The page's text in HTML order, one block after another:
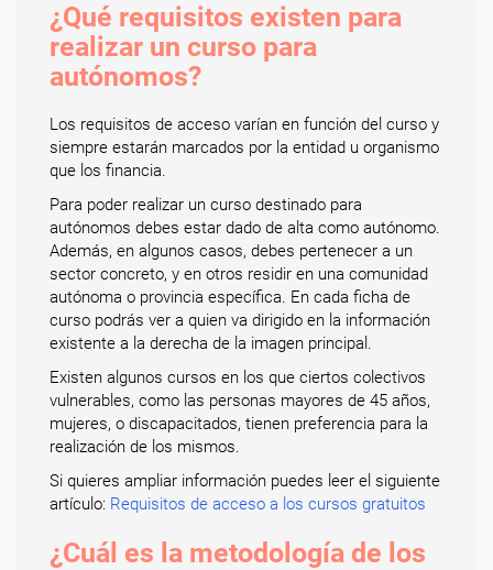
¿Qué requisitos existen para
realizar un curso para
autónomos?
Los requisitos de acceso varían en función del curso y
siempre estarán marcados por la entidad u organismo
que los financia.
Para poder realizar un curso destinado para
autónomos debes estar dado de alta como autónomo.
Además, en algunos casos, debes pertenecer a un
sector concreto, y en otros residir en una comunidad
autónoma o provincia específica. En cada ficha de
curso podrás ver a quien va dirigido en la información
existente a la derecha de la imagen principal.
Existen algunos cursos en los que ciertos colectivos
vulnerables, como las personas mayores de 45 años,
mujeres, o discapacitados, tienen preferencia para la
realización de los mismos.
Si quieres ampliar información puedes leer el siguiente
artículo: Requisitos de acceso a los cursos gratuitos
¿Cuál es la metodología de los